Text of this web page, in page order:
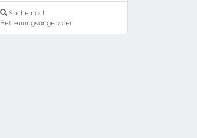
Suche nach
Betreuungsangeboten